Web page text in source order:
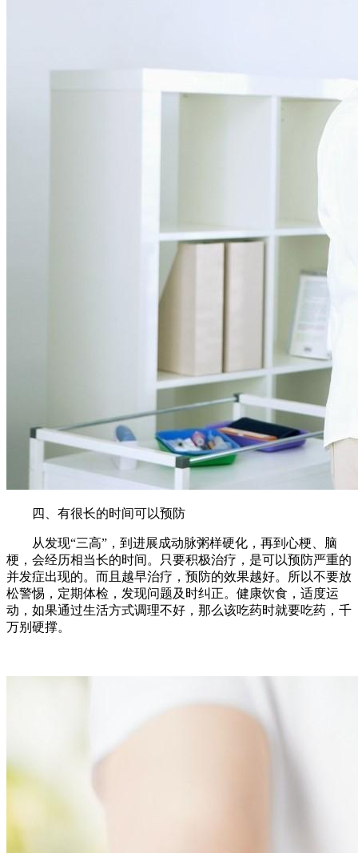
四、有很长的时间可以预防
从发现“三高”，到进展成动脉粥样硬化，再到心梗、脑
梗，会经历相当长的时间。只要积极治疗，是可以预防严重的
并发症出现的。而且越早治疗，预防的效果越好。所以不要放
松警惕，定期体检，发现问题及时纠正。健康饮食，适度运
动，如果通过生活方式调理不好，那么该吃药时就要吃药，千
万别硬撑。